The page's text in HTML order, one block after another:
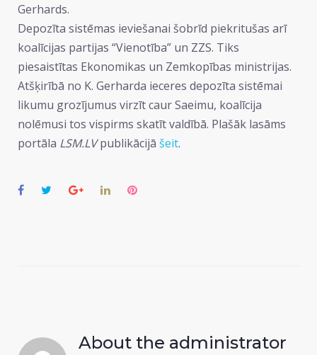
Gerhards.
Depozīta sistēmas ieviešanai šobrīd piekritušas arī
koalīcijas partijas “Vienotība” un ZZS. Tiks
piesaistītas Ekonomikas un Zemkopības ministrijas.
Atšķirībā no K. Gerharda ieceres depozīta sistēmai
likumu grozījumus virzīt caur Saeimu, koalīcija
nolēmusi tos vispirms skatīt valdībā. Plašāk lasāms
portāla LSM.LVpublikācijā šeit.
Facebook
TwitterGoogle+LinkedInPinterest
About the administrator